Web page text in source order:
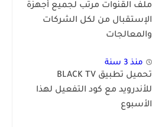
ملف القنوات مرتب لجميع أجهزة
الإستقبال من لكل الشركات
والمعالجات
منذ 3 سنة
تحميل تطبيق BLACK TV
للأندرويد مع كود التفعيل لهذا
الأسبوع